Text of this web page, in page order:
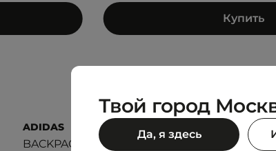
Купить
ADIDAS
BACKPACK BLACK
VANS
Твой город
Да, я здесь